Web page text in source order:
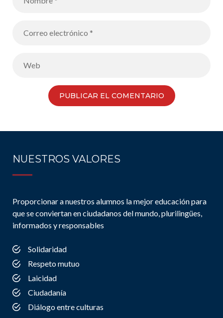
NUESTROS VALORES
Proporcionar a nuestros alumnos la mejor educación para
que se conviertan en ciudadanos del mundo, plurilingües,
informados y responsables
Solidaridad
Respeto mutuo
Laicidad
Ciudadanía
Diálogo entre culturas